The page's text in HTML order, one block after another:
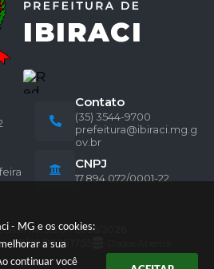
- MG e os cookies:
a sua
continuar você
Contato
(35) 3544-9700
prefeitura@ibiraci.mg.g
ov.br
CNPJ
17.894.072/0001-22
Sistema:3.5.3 - 19/06/2026
05/08/2026 17:55